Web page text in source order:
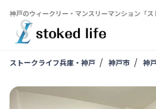
神戸のウィークリー・マンスリーマンション「ス
ストークライフ兵庫・神戸 神戸市 神